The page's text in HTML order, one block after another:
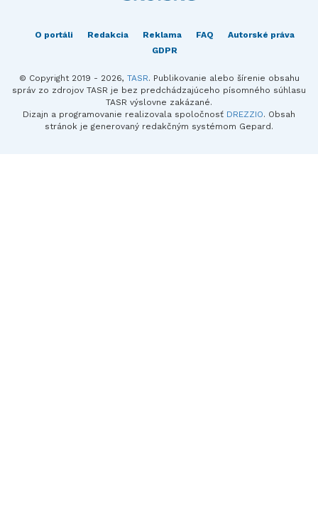
O portáli Redakcia Reklama FAQ
Autorské práva
GDPR
© Copyright 2019 - 2026, TASR. Publikovanie alebo šírenie obsahu
správ zo zdrojov TASR je bez predchádzajúceho písomného súhlasu
TASR výslovne zakázané.
Dizajn a programovanie realizovala spoločnosť DREZZIO. Obsah
stránok je generovaný redakčným systémom Gepard.